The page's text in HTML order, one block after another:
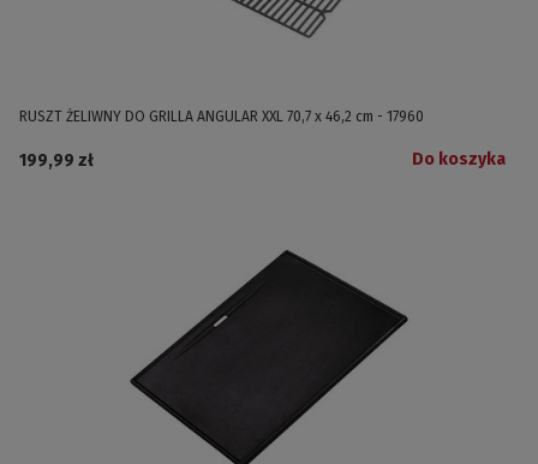
RUSZT ŻELIWNY DO GRILLA ANGULAR XXL 70,7 x 46,2 cm - 17960
199,99 zł Do koszyka